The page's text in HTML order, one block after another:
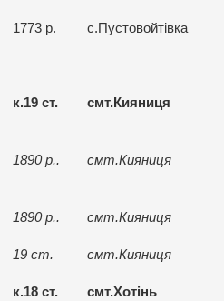
1773 р. с.Пустовойтiвка
к.19 ст. смт.Кияниця
1890 р.. смт.Кияниця
1890 р.. смт.Кияниця
19 ст. смт.Кияниця
к.18 ст. смт.Хотiнь